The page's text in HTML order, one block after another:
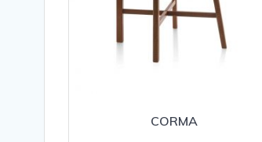
CORMA